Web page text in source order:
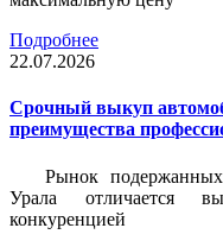
Подробнее
22.07.2026
Срочный выкуп
преимущества
Рынок
Урала отличается
конкуренцией